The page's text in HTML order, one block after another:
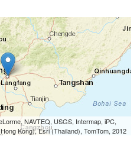
NAVTEQ, USGS, Intermap, iPC,
Kong), Esri (Thailand), TomTom, 2012